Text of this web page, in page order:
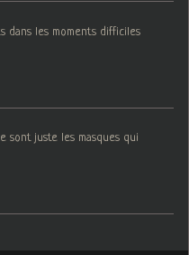
dans les moments difficiles
sont juste les masques qui